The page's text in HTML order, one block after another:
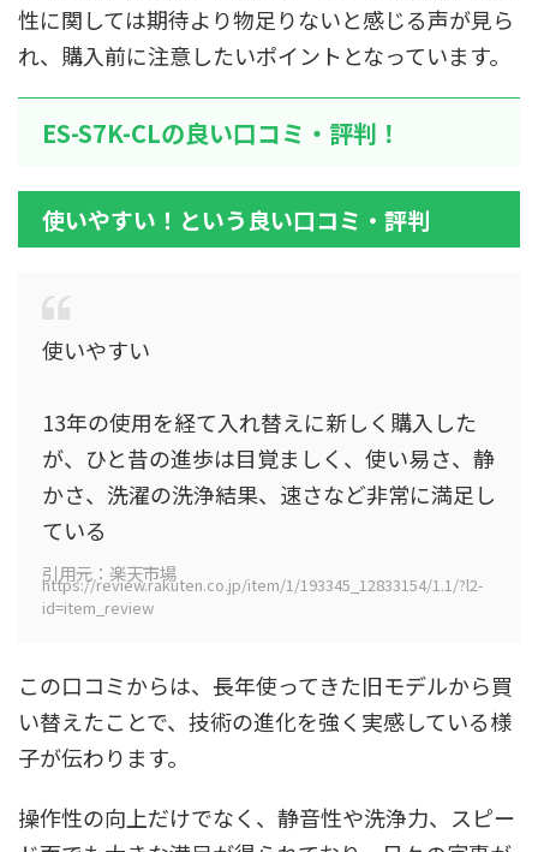
性に関しては期待より物足りないと感じる声が見ら
れ、購入前に注意したいポイントとなっています。
ES-S7K-CLの良い口コミ・評判！
使いやすい！という良い口コミ・評判
使いやすい
13年の使用を経て入れ替えに新しく購入した
が、ひと昔の進歩は目覚ましく、使い易さ、静
かさ、洗濯の洗浄結果、速さなど非常に満足し
ている
引用元：楽天市場
https://review.rakuten.co.jp/item/1/193345_12833154/1.1/?l2-
id=item_review
この口コミからは、長年使ってきた旧モデルから買
い替えたことで、技術の進化を強く実感している様
子が伝わります。
操作性の向上だけでなく、静音性や洗浄力、スピー